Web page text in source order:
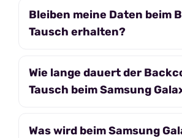
Bleiben meine Daten beim
Tausch erhalten?
Wie lange dauert der
Tausch beim Samsung
Was wird beim Samsung